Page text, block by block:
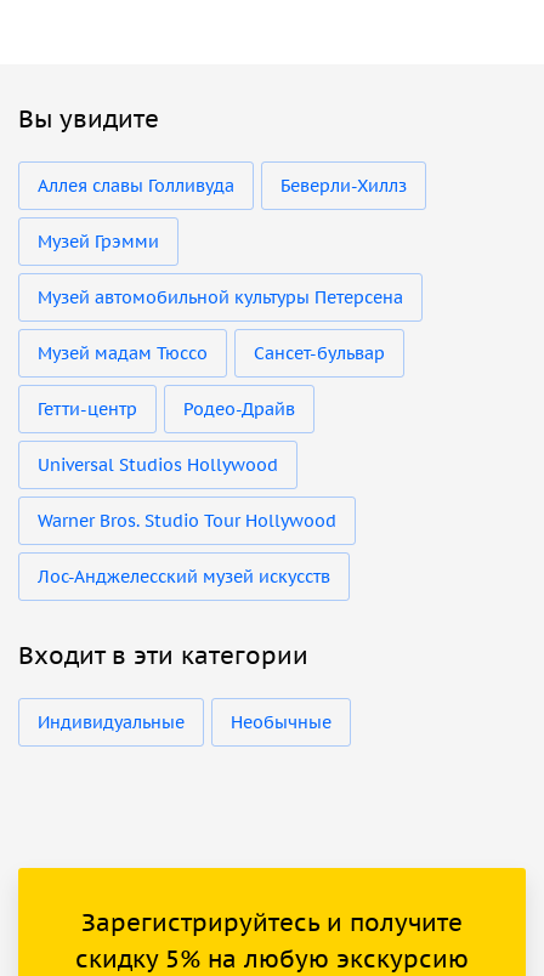
Вы увидите
Аллея славы Голливуда Беверли-Хиллз
Музей Грэмми
Музей автомобильной культуры Петерсена
Музей мадам Тюссо Сансет-бульвар
Гетти-центр Родео-Драйв
Universal Studios Hollywood
Warner Bros. Studio Tour Hollywood
Лос-Анджелесский музей искусств
Входит в эти категории
Индивидуальные Необычные
Зарегистрируйтесь и получите
скидку 5% на любую экскурсию